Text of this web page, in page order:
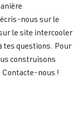
nous sur le
le site intercooler
tes questions. Pour
construisons
Contacte-nous !